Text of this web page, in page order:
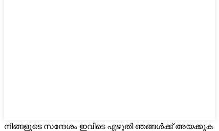
നിങ്ങളുടെ സന്ദേശം ഇവിടെ എഴുതി ഞങ്ങൾക്ക് അയക്കുക